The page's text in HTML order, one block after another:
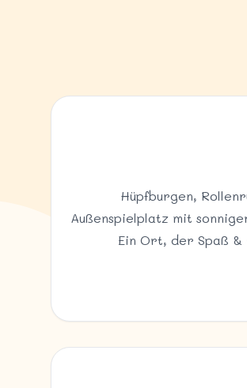
Hüpfburgen,
Außenspielplatz mit
Ein Ort, der Spaß